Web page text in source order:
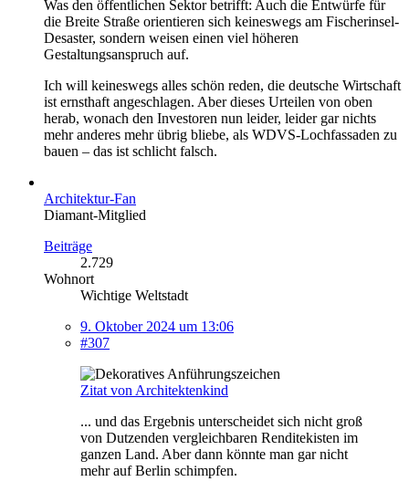
Was den öffentlichen Sektor betrifft: Auch die Entwürfe für
die Breite Straße orientieren sich keineswegs am Fischerinsel-
Desaster, sondern weisen einen viel höheren
Gestaltungsanspruch auf.
Ich will keineswegs alles schön reden, die deutsche Wirtschaft
ist ernsthaft angeschlagen. Aber dieses Urteilen von oben
herab, wonach den Investoren nun leider, leider gar nichts
mehr anderes mehr übrig bliebe, als WDVS-Lochfassaden zu
bauen – das ist schlicht falsch.
Architektur-Fan
Diamant-Mitglied
Beiträge
2.729
Wohnort
Wichtige Weltstadt
9. Oktober 2024 um 13:06
#307
Zitat von Architektenkind
... und das Ergebnis unterscheidet sich nicht groß
von Dutzenden vergleichbaren Renditekisten im
ganzen Land. Aber dann könnte man gar nicht
mehr auf Berlin schimpfen.